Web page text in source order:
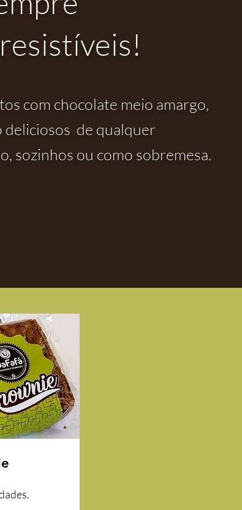
com chocolate meio amargo,
deliciosos de qualquer
sozinhos ou como sobremesa.